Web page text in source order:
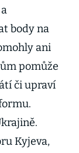
body na
ani
pomůže
či upraví
Kyjeva,